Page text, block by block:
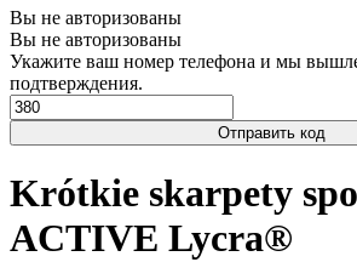
Вы не авторизованы
Вы не авторизованы
Укажите ваш номер телефона и мы
подтверждения.
Отправить код
Krótkie skarpety
ACTIVE Lycra®